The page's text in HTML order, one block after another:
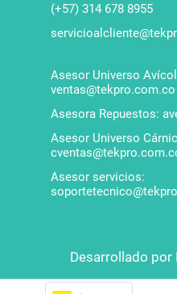
(+57) 314 678 8955
Asesor Universo
ventas@tekpro.com.co
Asesora Repuestos:
Asesor Universo
Asesor servicios:
Desarrollado